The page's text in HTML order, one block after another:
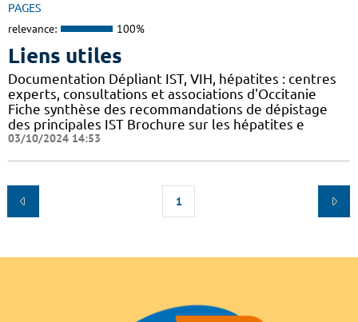
PAGES
relevance: 100%
Liens utiles
Documentation Dépliant IST, VIH, hépatites : centres
experts, consultations et associations d'Occitanie
Fiche synthèse des recommandations de dépistage
des principales IST Brochure sur les hépatites e
03/10/2024 14:53
1